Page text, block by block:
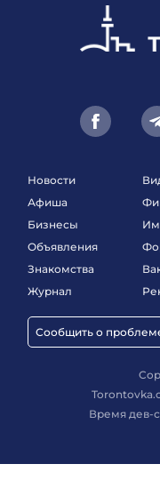
Новости
Афиша
Бизнесы
Объявления
Знакомства
Журнал
Сообщить о
Время дев-